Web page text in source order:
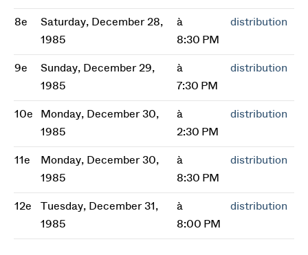
8e
Saturday, December 28,
1985
à
8:30 PM
distribution
9e
Sunday, December 29,
1985
à
7:30 PM
distribution
10e
Monday, December 30,
1985
à
2:30 PM
distribution
11e
Monday, December 30,
1985
à
8:30 PM
distribution
12e
Tuesday, December 31,
1985
à
8:00 PM
distribution